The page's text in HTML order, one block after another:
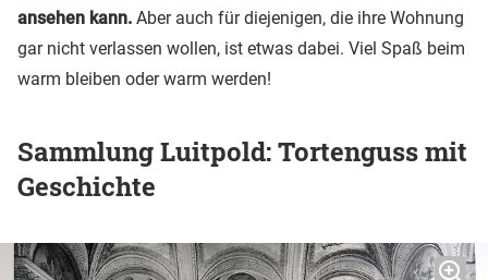
ansehen kann. Aber auch für diejenigen, die ihre Wohnung
gar nicht verlassen wollen, ist etwas dabei. Viel Spaß beim
warm bleiben oder warm werden!
Sammlung Luitpold: Tortenguss mit
Geschichte